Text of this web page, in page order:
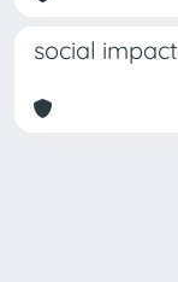
social impact